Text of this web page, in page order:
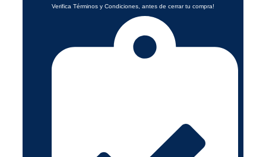
Verifica Términos y Condiciones, antes de cerrar tu compra!